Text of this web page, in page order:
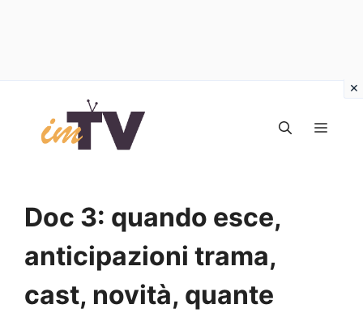
contenuto
Doc 3: quando esce,
anticipazioni trama,
cast, novità, quante